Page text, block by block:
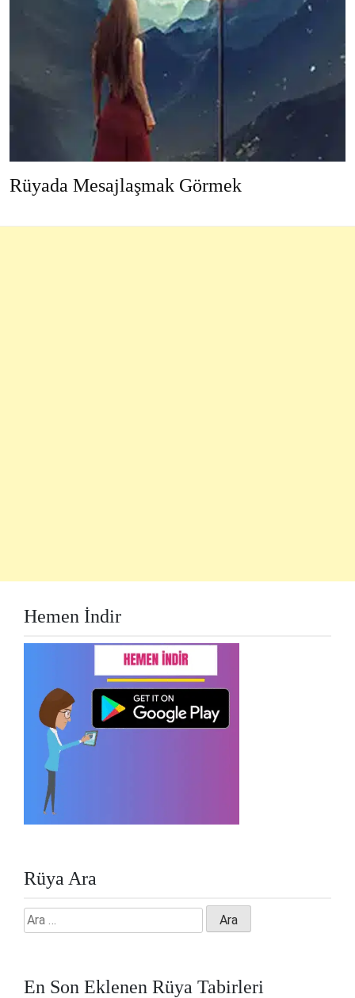
Rüyada Mesajlaşmak Görmek
Hemen İndir
Rüya Ara
Arama:
En Son Eklenen Rüya Tabirleri